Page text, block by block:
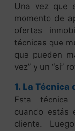
Una vez que
momento de
ofertas
técnicas que
que pueden
vez” y un “sí”
1. La Técnica
Esta técnica
cuando estás
cliente.